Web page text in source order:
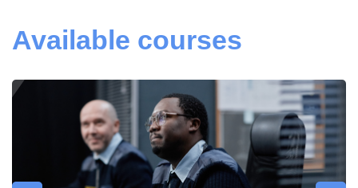
Available courses